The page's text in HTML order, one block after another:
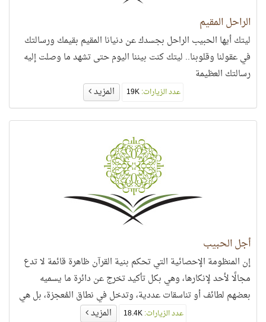
الراحل المقيم
ليتك أيها الحبيب الراحل بجسدك عن دنيانا المقيم بقيمك ورسالتك
في عقولنا وقلوبنا.. ليتك كنت بيننا اليوم حتى تشهد ما وصلت إليه
رسالتك العظيمة
عدد الزيارات:19K المزيد
أجل الحبيب
إن المنظومة الإحصائية التي تحكم بنية القرآن ظاهرة قائمة لا تدع
مجالًا لأحد لإنكارها، وهي بكل تأكيد تخرج عن دائرة ما يسميه
بعضهم لطائف أو تناسقات عددية، وتدخل في نطاق المُعجزة، بل هي
أعجب عجائب القرآن وأكثر تشابكًا من أي منظومة عرفها البشر.
عدد الزيارات:18.4K المزيد